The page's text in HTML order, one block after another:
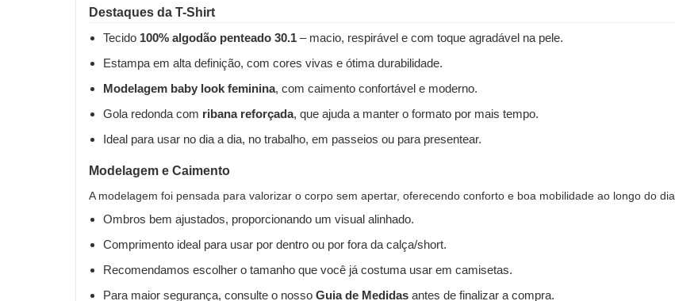
Destaques da T-Shirt
Tecido 100% algodão penteado 30.1 – macio, respirável e com toque agradável na pele.
Estampa em alta definição, com cores vivas e ótima durabilidade.
Modelagem baby look feminina, com caimento confortável e moderno.
Gola redonda com ribana reforçada, que ajuda a manter o formato por mais tempo.
Ideal para usar no dia a dia, no trabalho, em passeios ou para presentear.
Modelagem e Caimento
A modelagem foi pensada para valorizar o corpo sem apertar, oferecendo conforto e boa mobilidade ao longo do dia.
Ombros bem ajustados, proporcionando um visual alinhado.
Comprimento ideal para usar por dentro ou por fora da calça/short.
Recomendamos escolher o tamanho que você já costuma usar em camisetas.
Para maior segurança, consulte o nosso Guia de Medidas antes de finalizar a compra.